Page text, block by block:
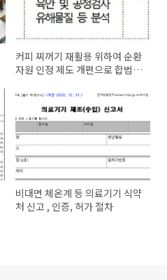
커피 찌꺼기 재활용 위하여 순환
자원 인정 제도 개편으로 합법화
비대면 체온계 등 의료기기 식약
처 신고 , 인증, 허가 절차